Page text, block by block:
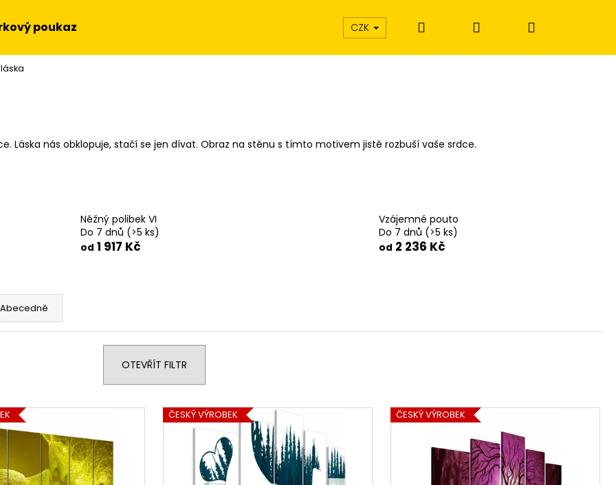
poukaz CZK Hledat PřihlášeníNákupní
Láska nás obklopuje, stačí se jen dívat. Obraz na stěnu s tímto motivem jistě rozbuší vaše srdce.
Něžný polibek VI
Do 7 dnů (>5 ks)
od 1 917 Kč
Vzájemné pouto
Do 7 dnů (>5 ks)
od 2 236 Kč
Abecedně
OTEVŘÍT FILTR
ČESKÝ VÝROBEK ČESKÝ VÝROBEK
Co potřebujete najít?
NA STĚNU - SLUNEČNICE
1 599 Kč